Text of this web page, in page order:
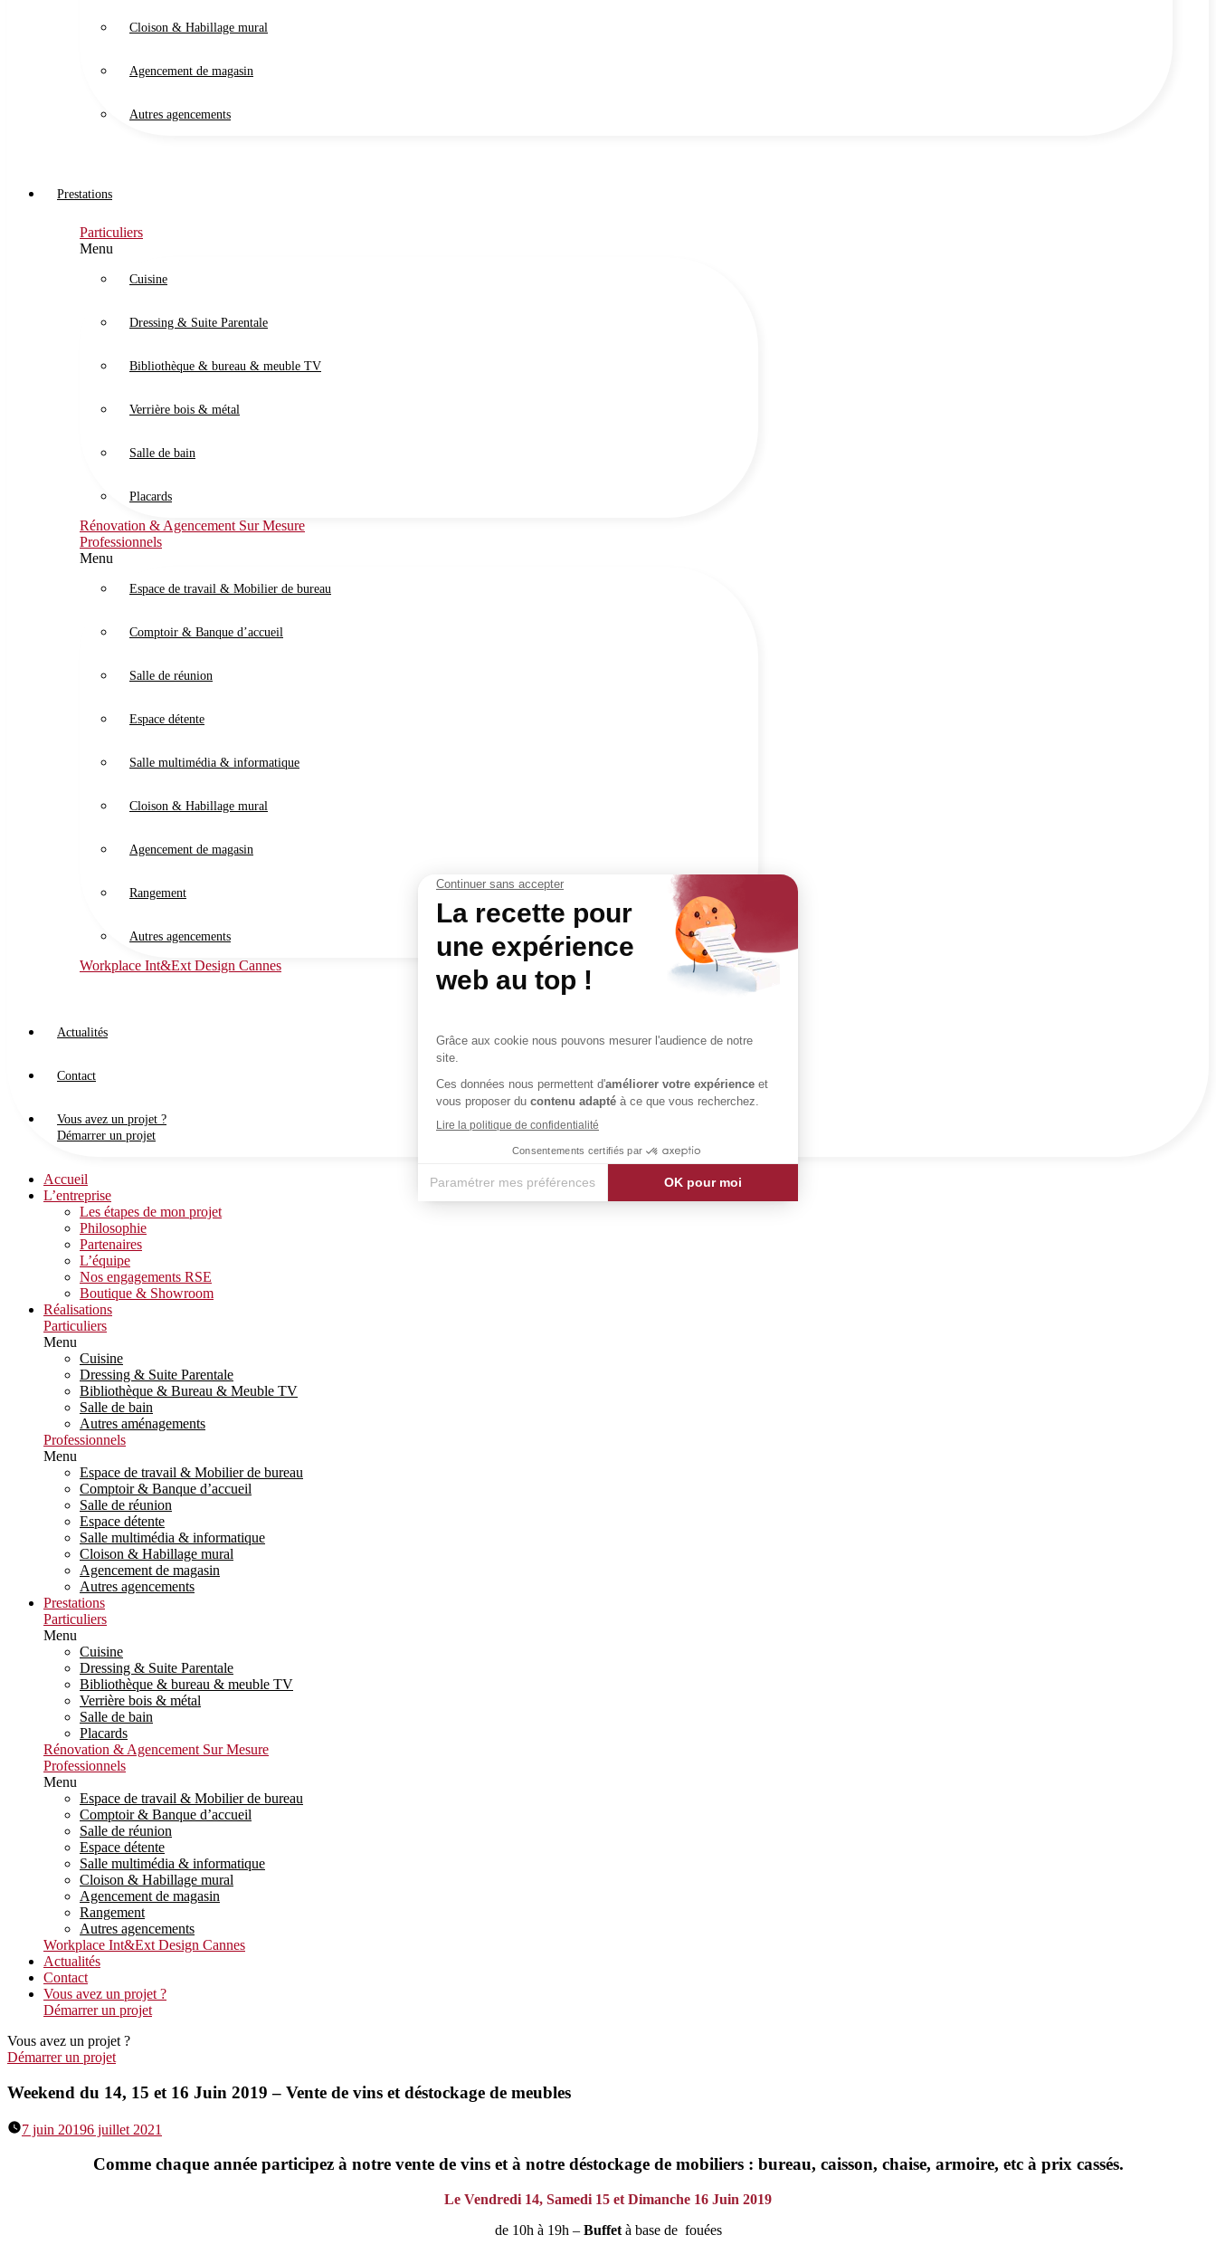
Cloison & Habillage mural
Agencement de magasin
Autres agencements
Prestations
Particuliers
Menu
Cuisine
Dressing & Suite Parentale
Bibliothèque & bureau & meuble TV
Verrière bois & métal
Salle de bain
Placards
Rénovation & Agencement Sur Mesure
Professionnels
Menu
Espace de travail & Mobilier de bureau
Comptoir & Banque d’accueil
Salle de réunion
Espace détente
Salle multimédia & informatique
Cloison & Habillage mural
Agencement de magasin
Rangement
Autres agencements
Workplace Int&Ext Design Cannes
Actualités
Contact
Vous avez un projet ?
Démarrer un projet
Accueil
L’entreprise
Les étapes de mon projet
Philosophie
Partenaires
L’équipe
Nos engagements RSE
Boutique & Showroom
Réalisations
Particuliers
Menu
Cuisine
Dressing & Suite Parentale
Bibliothèque & Bureau & Meuble TV
Salle de bain
Autres aménagements
Professionnels
Menu
Espace de travail & Mobilier de bureau
Comptoir & Banque d’accueil
Salle de réunion
Espace détente
Salle multimédia & informatique
Cloison & Habillage mural
Agencement de magasin
Autres agencements
Prestations
Particuliers
Menu
Cuisine
Dressing & Suite Parentale
Bibliothèque & bureau & meuble TV
Verrière bois & métal
Salle de bain
Placards
Rénovation & Agencement Sur Mesure
Professionnels
Menu
Espace de travail & Mobilier de bureau
Comptoir & Banque d’accueil
Salle de réunion
Espace détente
Salle multimédia & informatique
Cloison & Habillage mural
Agencement de magasin
Rangement
Autres agencements
Workplace Int&Ext Design Cannes
Actualités
Contact
Vous avez un projet ?
Démarrer un projet
Vous avez un projet ?
Démarrer un projet
Weekend du 14, 15 et 16 Juin 2019 – Vente de vins et déstockage de meubles
7 juin 20196 juillet 2021
Comme chaque année participez à notre vente de vins et à notre déstockage de mobiliers : bureau, caisson, chaise, armoire, etc à prix cassés.
Le Vendredi 14, Samedi 15 et Dimanche 16 Juin 2019
de 10h à 19h – Buffetà base de fouées